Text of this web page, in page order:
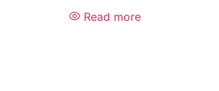
Read more